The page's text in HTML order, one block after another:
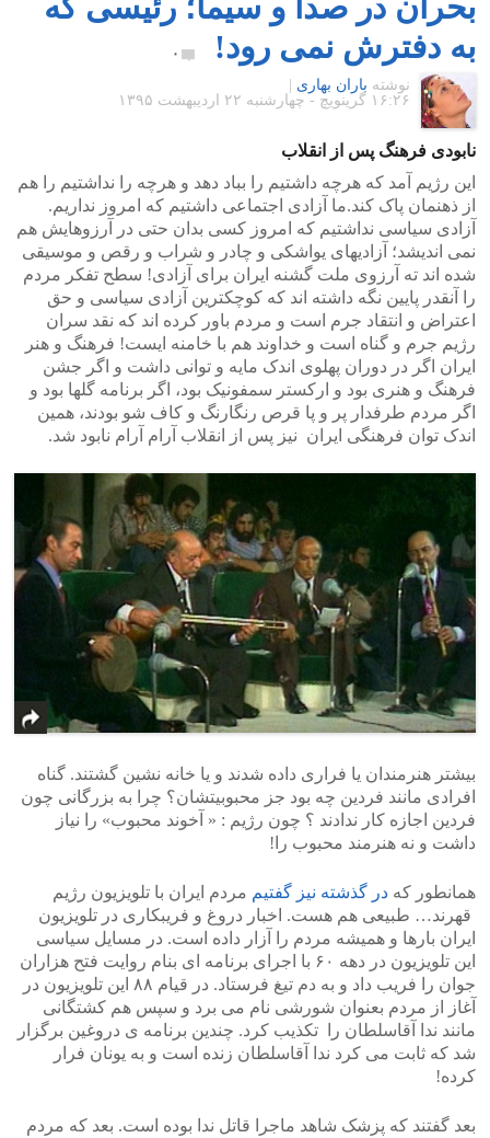
به دفترش نمی رود!
۰
نوشته باران بهاری
۱۶:۲۶ گرينويچ - چهارشنبه ۲۲ اردیبهشت ۱۳۹۵
نابودی فرهنگ پس از انقلاب
این رژیم آمد که هرچه داشتیم را بباد دهد و هرچه را نداشتیم را هم
از ذهنمان پاک کند.ما آزادی اجتماعی داشتیم که امروز نداریم.
آزادی سیاسی نداشتیم که امروز کسی بدان حتی در آرزوهایش هم
نمی اندیشد؛ آزادیهای یواشکی و چادر و شراب و رقص و موسیقی
شده اند ته آرزوی ملت گشنه ایران برای آزادی! سطح تفکر مردم
را آنقدر پایین نگه داشته اند که کوچکترین آزادی سیاسی و حق
اعتراض و انتقاد جرم است و مردم باور کرده اند که نقد سران
رژیم جرم و گناه است و خداوند هم با خامنه ایست! فرهنگ و هنر
ایران اگر در دوران پهلوی اندک مایه و توانی داشت و اگر جشن
فرهنگ و هنری بود و ارکستر سمفونیک بود، اگر برنامه گلها بود و
اگر مردم طرفدار پر و پا قرص رنگارنگ و کاف شو بودند، همین
اندک توان فرهنگی ایران نیز پس از انقلاب آرام آرام نابود شد.
بیشتر هنرمندان یا فراری داده شدند و یا خانه نشین گشتند. گناه
افرادی مانند فردین چه بود جز محبوبیتشان؟ چرا به بزرگانی چون
فردین اجازه کار ندادند ؟ چون رژیم : « آخوند محبوب» را نیاز
داشت و نه هنرمند محبوب را!
همانطور که در گذشته نیز گفتیم مردم ایران با تلویزیون رژیم
قهرند… طبیعی هم هست. اخبار دروغ و فریبکاری در تلویزیون
ایران بارها و همیشه مردم را آزار داده است. در مسایل سیاسی
این تلویزیون در دهه ۶۰ با اجرای برنامه ای بنام روایت فتح هزاران
جوان را فریب داد و به دم تیغ فرستاد. در قیام ۸۸ این تلویزیون در
آغاز از مردم بعنوان شورشی نام می برد و سپس هم کشتگانی
مانند ندا آقاسلطان را تکذیب کرد. چندین برنامه ی دروغین برگزار
شد که ثابت می کرد ندا آقاسلطان زنده است و به یونان فرار
کرده!
بعد گفتند که پزشک شاهد ماجرا قاتل ندا بوده است. بعد که مردم